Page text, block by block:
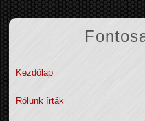
Kezdőlap
Rólunk írták